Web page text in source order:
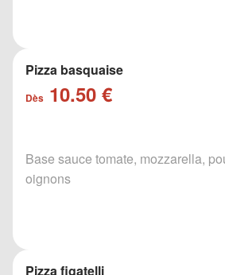
Pizza basquaise
Dès 10.50 €
Base sauce tomate, mozzarella,
oignons
Pizza figatelli